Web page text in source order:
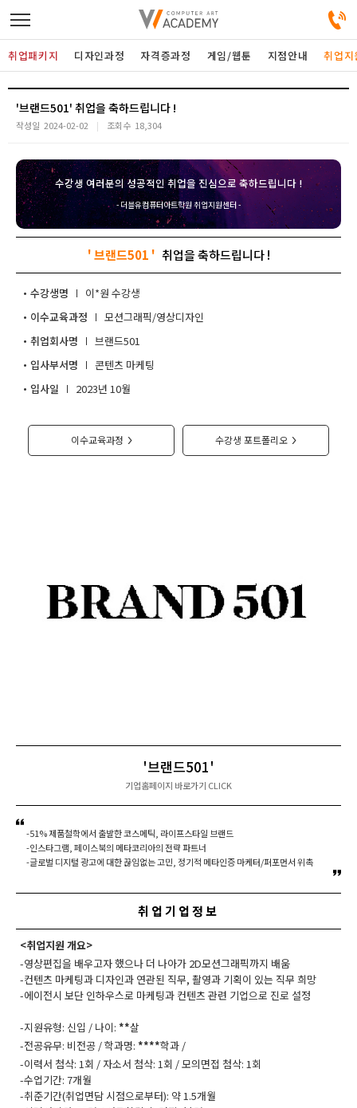
디자인정규과정
게임과정
자격증과정
커뮤니티
취업지원센터
고객상담센터
취업패키지 디자인과정 자격증과정 게임/웹툰 지점안내 취업
'브랜드501'
작성일 2024-02-02 조회수 18,304
수강생 여러분의 성공적인 취업을 진심으로 축하드립니다 !
- 더블유컴퓨터아트학원 취업지원센터 -
' 브랜드501 '
수강생명
이*원
이수교육과정
모션그래픽/영상디자인
취업회사명
브랜드501
입사부서명
콘텐츠 마케팅
입사일
2023년 10월
이수교육과정 > 수강생 포트폴리오 >
'브랜드501'
기업홈페이지 바로가기 CLICK
-51% 제품철학에서 출발한 코스메틱, 라이프스타일 브랜드
-인스타그램, 페이스북의 메타코리아의 전략 파트너
-글로벌 디지털 광고에 대한 끊임없는 고민, 정기적 메타인증 마케터/퍼포먼서 위촉
취업기업정보
<취업지원 개요>
-영상편집을 배우고자 했으나 더 나아가 2D모션그래픽까지 배움
-컨텐츠 마케팅과 디자인과 연관된 직무, 촬영과 기획이 있는 직무 희망
-에이전시 보단 인하우스로 마케팅과 컨텐츠 관련 기업으로 진로 설정
-지원유형: 신입 / 나이: **살
-전공유무: 비전공 / 학과명: ****학과 /
-이력서 첨삭: 1회 / 자소서 첨삭: 1회 / 모의면접 첨삭: 1회
-수업기간: 7개월
-취준기간(취업면담 시점으로부터): 약 1.5개월